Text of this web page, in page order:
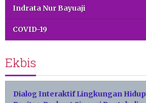
Indrata Nur Bayuaji
COVID-19
Ekbis
Dialog Interaktif Lingkungan Hidup